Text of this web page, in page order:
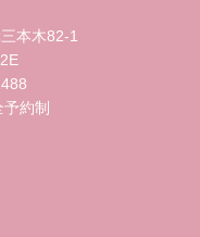
本木82-1
約制